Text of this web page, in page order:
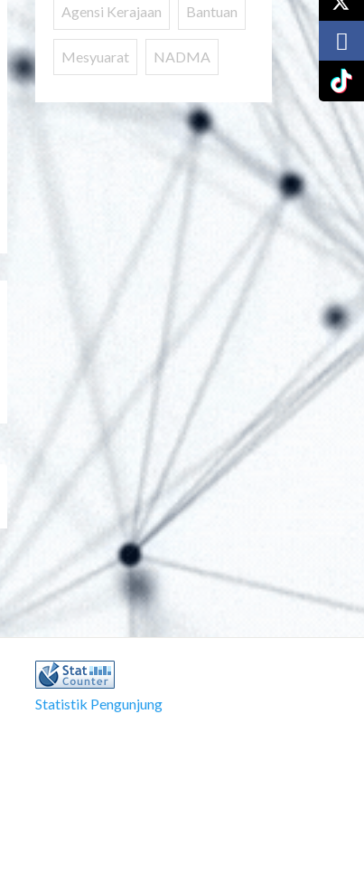
Agensi Kerajaan Bantuan
Mesyuarat NADMA
Statistik Pengunjung